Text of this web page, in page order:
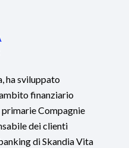
ha sviluppato
finanziario
Compagnie
dei clienti
di Skandia Vita